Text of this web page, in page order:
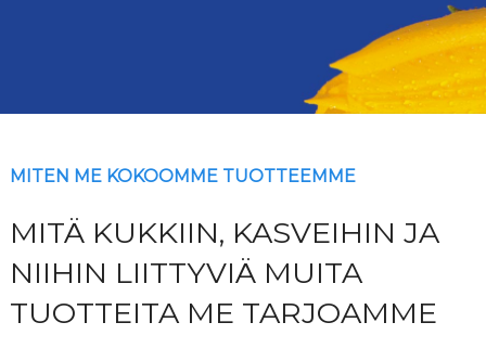
MITEN ME KOKOOMME TUOTTEEMME
MITÄ KUKKIIN, KASVEIHIN JA
NIIHIN LIITTYVIÄ MUITA
TUOTTEITA ME TARJOAMME